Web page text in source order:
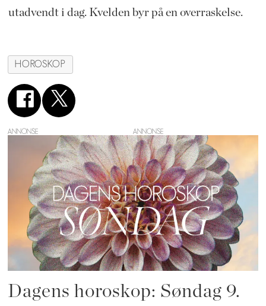
utadvendt i dag. Kvelden byr på en overraskelse.
HOROSKOP
ANNONSE
Dagens horoskop: Søndag 9.